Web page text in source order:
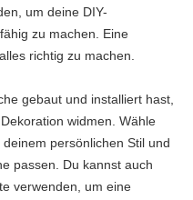
um deine DIY-
zu machen. Eine
richtig zu machen.
gebaut und installiert hast,
widmen. Wähle
persönlichen Stil und
passen. Du kannst auch
verwenden, um eine